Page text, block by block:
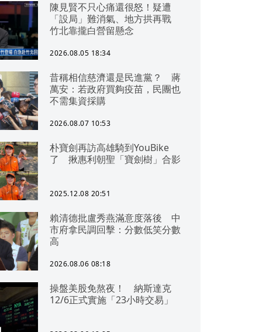
陳見賢不只心痛還很怒！疑遭
「設局」難消氣、地方拱再戰
竹北靠攏白營留懸念
2026.08.05 18:34
昔稱相信慈濟還是民進黨？ 蔣
萬安：若政府買夠疫苗，民團也
不需集資採購
2026.08.07 10:53
朴寶劍再訪高雄騎到YouBike
了 揪惠利朝聖「寶劍樹」合影
2025.12.08 20:51
賴清德批盧秀燕滿意度落後 中
市府拿民調回擊：分數低笑分數
高
2026.08.06 08:18
操盤美股免熬夜！ 納斯達克
12/6正式實施「23小時交易」